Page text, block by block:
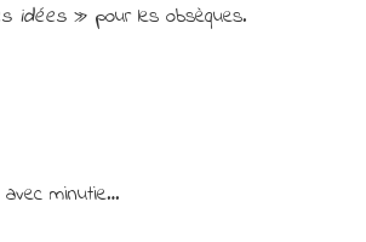
idées » pour les obsèques.
minutie…